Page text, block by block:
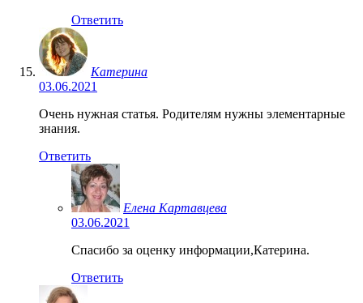
Ответить
Катерина
03.06.2021
Очень нужная статья. Родителям нужны элементарные
знания.
Ответить
Елена Картавцева
03.06.2021
Спасибо за оценку информации,Катерина.
Ответить